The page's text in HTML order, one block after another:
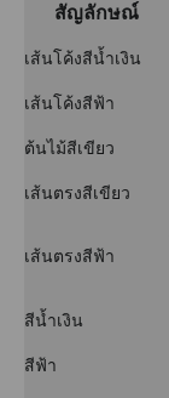
สัญลักษณ์
เส้นโค้งสีน้ำเงิน
เส้นโค้งสีฟ้า
ต้นไม้สีเขียว
เส้นตรงสีเขียว
เส้นตรงสีฟ้า
สีน้ำเงิน
สีฟ้า